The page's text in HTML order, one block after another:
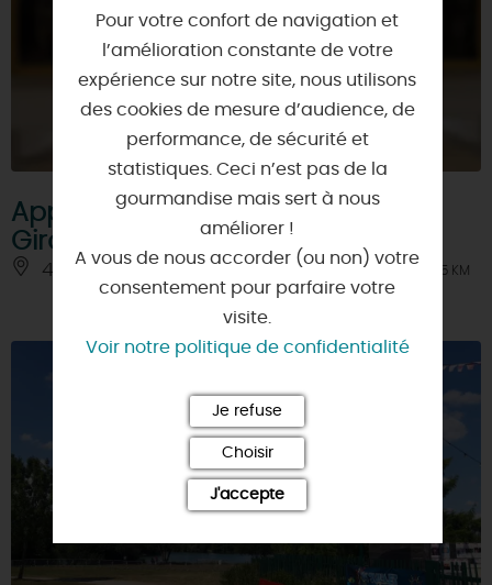
Application numérique du Musée
Girodet
45200 - MONTARGIS À 2.5 KM
Pour votre confort de navigation et
l’amélioration constante de votre
expérience sur notre site, nous utilisons
des cookies de mesure d’audience, de
performance, de sécurité et
statistiques. Ceci n’est pas de la
gourmandise mais sert à nous
améliorer !
A vous de nous accorder (ou non) votre
consentement pour parfaire votre
visite.
Voir notre politique de confidentialité
Je refuse
Choisir
J'accepte